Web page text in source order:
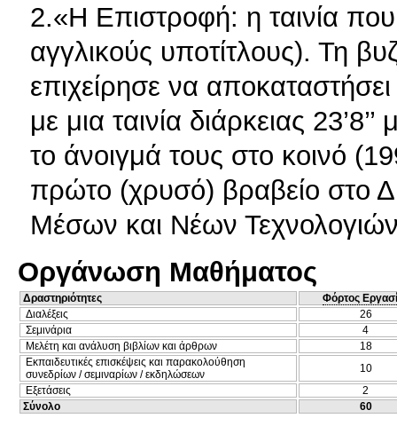
2.«Η Επιστροφή: η ταινία
αγγλικούς υποτίτλους). Τη
επιχείρησε να
με μια ταινία διάρκειας
το άνοιγμά τους στο κοινό
πρώτο (χρυσό) βραβείο στο
Μέσων και Νέων
Οργάνωση Μαθήματος
Δραστηριότητες
Φόρτος
Διαλέξεις
26
Σεμινάρια
4
Μελέτη και ανάλυση βιβλίων και άρθρων
18
Εκπαιδευτικές επισκέψεις και παρακολούθηση
συνεδρίων / σεμιναρίων / εκδηλώσεων
10
Εξετάσεις
2
Σύνολο
60